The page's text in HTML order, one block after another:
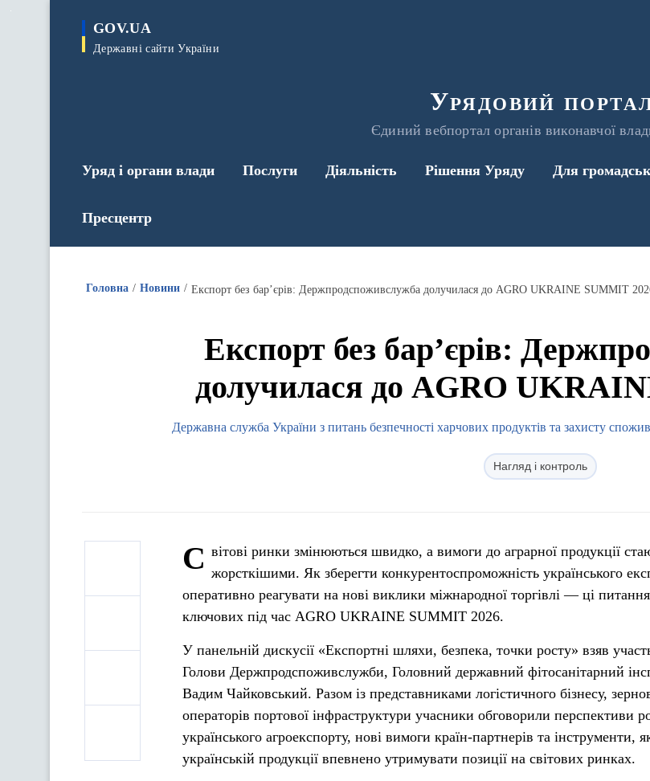
GOV.UA
Державні сайти України
Урядовий
Єдиний вебпортал органів виконавчої
Уряд і органи влади Послуги Діяльність Рішення Уряду Для
Пресцентр
Головна Новини Експорт без бар’єрів: Держпродспоживслужба долучилася до AGRO UKRAINE SUMMIT
Експорт без бар’єрів:
долучилася до AGRO
Державна служба України з питань безпечності харчових продуктів та захисту
Нагляд і контроль
C вітові ринки змінюються швидко, а вимоги до аграрної продукції
жорсткішими. Як зберегти конкурентоспроможність українського
оперативно реагувати на нові виклики міжнародної торгівлі — ці
ключових під час AGRO UKRAINE SUMMIT 2026.
У панельній дискусії «Експортні шляхи, безпека, точки росту» взяв
Голови Держпродспоживслужби, Головний державний фітосанітарний
Вадим Чайковський. Разом із представниками логістичного бізнесу,
операторів портової інфраструктури учасники обговорили перспективи
українського агроекспорту, нові вимоги країн-партнерів та інструменти,
українській продукції впевнено утримувати позиції на світових ринках.